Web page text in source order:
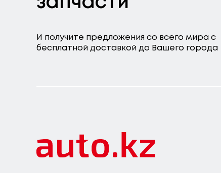
И получите предложения со всего мира с
бесплатной доставкой до Вашего города